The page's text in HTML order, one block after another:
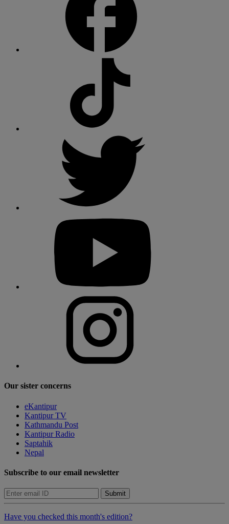
Our sister concerns
eKantipur
Kantipur TV
Kathmandu Post
Kantipur Radio
Saptahik
Nepal
Subscribe to our email newsletter
Submit
Have you checked this month's edition?